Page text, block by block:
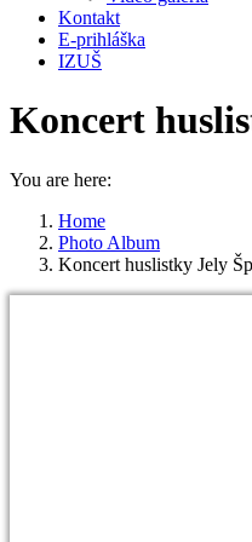
Kontakt
E-prihláška
IZUŠ
Koncert
You are here:
Home
Photo Album
Koncert huslistky Jely